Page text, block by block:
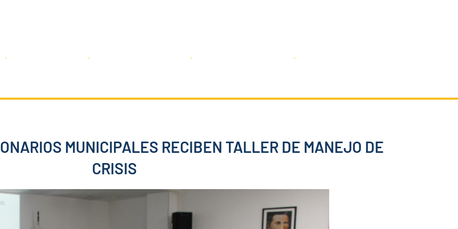
MUNICIPALES RECIBEN TALLER DE MANEJO DE
CRISIS